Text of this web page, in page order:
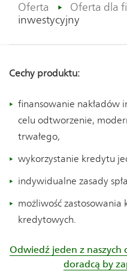
Oferta Oferta dla
inwestycyjny
Cechy produktu:
finansowanie nakładów
celu odtworzenie,
trwałego,
wykorzystanie kredytu
indywidualne zasady
możliwość zastosowania
kredytowych.
Odwiedź jeden z naszych
doradcą by